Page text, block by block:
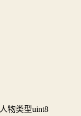
人物类型uint8